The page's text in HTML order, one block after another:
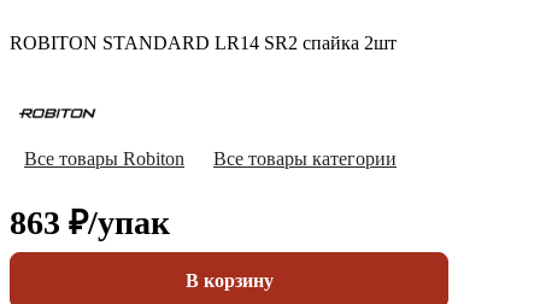
ROBITON STANDARD LR14 SR2 спайка 2шт
Все товары Robiton Все товары категории
863 ₽/упак
В корзину